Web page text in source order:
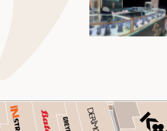
ENTERTAINMENT
MALL MAP